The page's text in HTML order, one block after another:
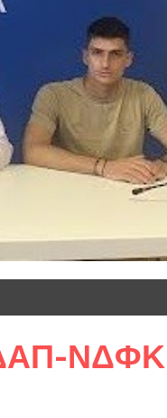
ΝΔΦΚ